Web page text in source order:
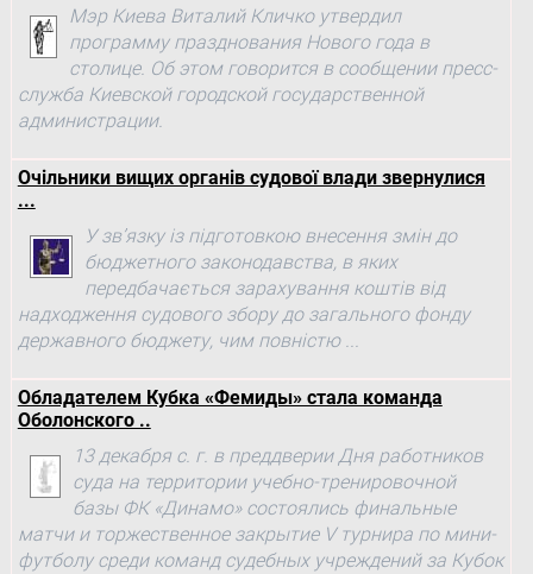
Мэр Киева Виталий Кличко утвердил
программу празднования Нового года в
столице. Об этом говорится в сообщении пресс-
служба Киевской городской государственной
администрации.
Очільники вищих органів судової влади звернулися
...
У зв’язку із підготовкою внесення змін до
бюджетного законодавства, в яких
передбачається зарахування коштів від
надходження судового збору до загального фонду
державного бюджету, чим повністю ...
Обладателем Кубка «Фемиды» стала команда
Оболонского ..
13 декабря с. г. в преддверии Дня работников
суда на территории учебно-тренировочной
базы ФК «Динамо» состоялись финальные
матчи и торжественное закрытие V турнира по мини-
футболу среди команд судебных учреждений за Кубок